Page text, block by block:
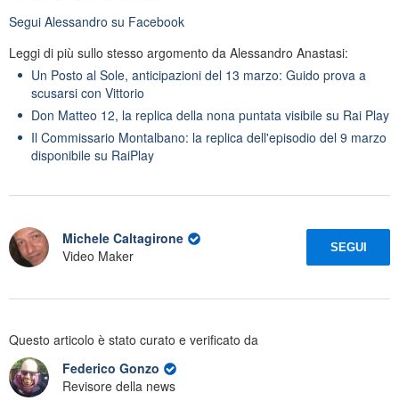
Segui Alessandro su Facebook
Leggi di più sullo stesso argomento da Alessandro Anastasi:
Un Posto al Sole, anticipazioni del 13 marzo: Guido prova a
scusarsi con Vittorio
Don Matteo 12, la replica della nona puntata visibile su Rai Play
Il Commissario Montalbano: la replica dell'episodio del 9 marzo
disponibile su RaiPlay
Michele Caltagirone
Video Maker
SEGUI
Questo articolo è stato curato e verificato da
Federico Gonzo
Revisore della news